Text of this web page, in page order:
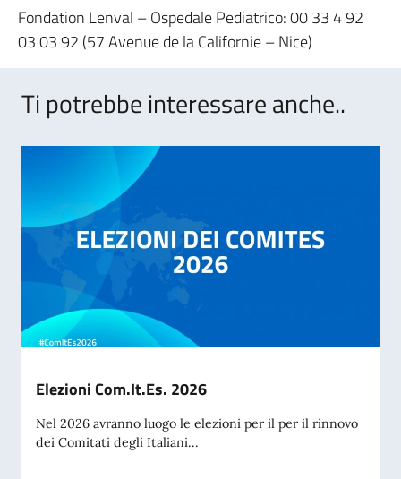
Fondation Lenval – Ospedale Pediatrico: 00 33 4 92
03 03 92 (57 Avenue de la Californie – Nice)
Ti potrebbe interessare anche..
Elezioni Com.It.Es. 2026
Nel 2026 avranno luogo le elezioni per il per il rinnovo
dei Comitati degli Italiani...